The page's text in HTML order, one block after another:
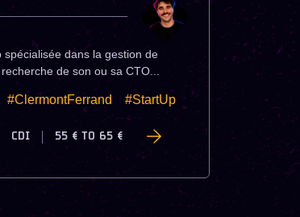
spécialisée dans la gestion de
de son ou sa CTO...
#ClermontFerrand #StartUp
CDI 55 € TO 65 €